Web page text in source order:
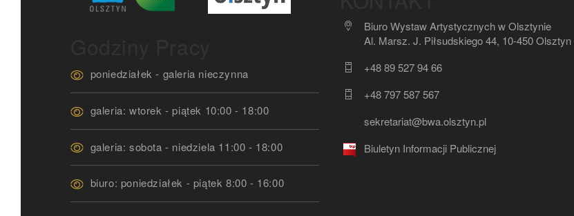
poniedziałek - galeria nieczynna
galeria: wtorek - piątek 10:00 - 18:00
galeria: sobota - niedziela 11:00 - 18:00
biuro: poniedziałek - piątek 8:00 - 16:00
Biuro Wystaw Artystycznych w Olsztynie
Al. Marsz. J. Piłsudskiego 44, 10-450 Olsztyn
+48 89 527 94 66
+48 797 587 567
sekretariat@bwa.olsztyn.pl
Biuletyn Informacji Publicznej